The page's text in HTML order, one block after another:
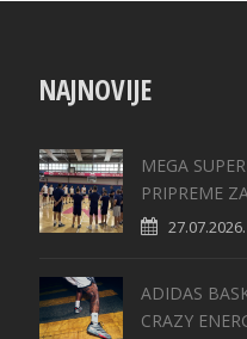
NAJNOVIJE
MEGA
PRIPREME
27.07.2026.
ADIDAS
CRAZY